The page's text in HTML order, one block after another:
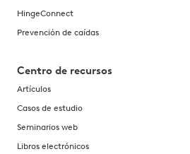
HingeConnect
Prevención de caídas
Centro de recursos
Artículos
Casos de estudio
Seminarios web
Libros electrónicos